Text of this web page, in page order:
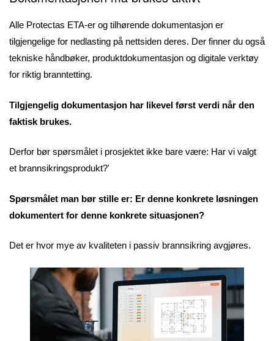
Alle Protectas ETA-er og tilhørende dokumentasjon er
tilgjengelige for nedlasting på nettsiden deres. Der finner du også
tekniske håndbøker, produktdokumentasjon og digitale verktøy
for riktig branntetting.
Tilgjengelig dokumentasjon har likevel først verdi når den
faktisk brukes.
Derfor bør spørsmålet i prosjektet ikke bare være: Har vi valgt
et brannsikringsprodukt?'
Spørsmålet man bør stille er: Er denne konkrete løsningen
dokumentert for denne konkrete situasjonen?
Det er hvor mye av kvaliteten i passiv brannsikring avgjøres.